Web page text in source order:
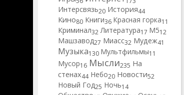
Интерсвязь20 История44
Кино80 Книги36 Красная горка11
Криминал32 Литература17 М512
Машзавод27 Миасс32 Мудеж41
Музыка130 Мультфильмы11
Мусор16 Мысли235 На
стенах44 Небо20 Новости52
Новый Год25 Ночь14